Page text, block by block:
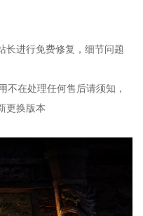
长进行免费修复，细节问题
不在处理任何售后请须知，
更换版本